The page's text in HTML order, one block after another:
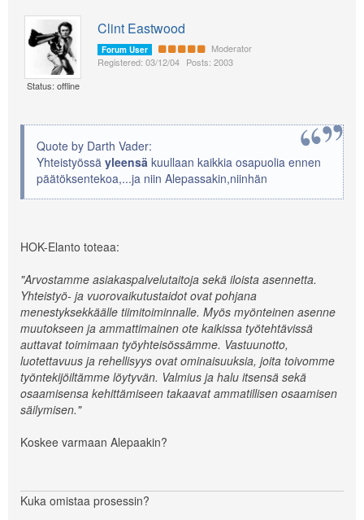
Status: offline
Clint Eastwood
Forum User
Moderator
Registered: 03/12/04 Posts: 2003
Quote by Darth Vader:
Yhteistyössä yleensä kuullaan kaikkia osapuolia ennen
päätöksentekoa,...ja niin Alepassakin,niinhän
HOK-Elanto toteaa:
"Arvostamme asiakaspalvelutaitoja sekä iloista asennetta.
Yhteistyö- ja vuorovaikutustaidot ovat pohjana
menestyksekkäälle tiimitoiminnalle. Myös myönteinen asenne
muutokseen ja ammattimainen ote kaikissa työtehtävissä
auttavat toimimaan työyhteisössämme. Vastuunotto,
luotettavuus ja rehellisyys ovat ominaisuuksia, joita toivomme
työntekijöiltämme löytyvän. Valmius ja halu itsensä sekä
osaamisensa kehittämiseen takaavat ammatillisen osaamisen
säilymisen."
Koskee varmaan Alepaakin?
Kuka omistaa prosessin?